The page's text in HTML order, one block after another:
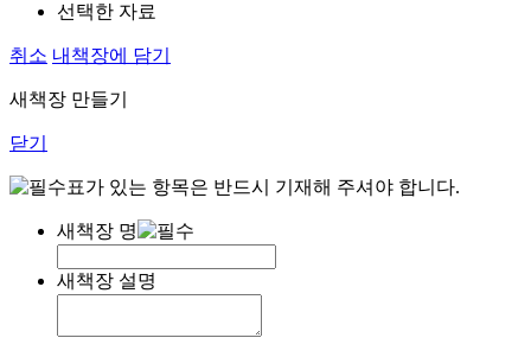
선택한 자료
취소 내책장에 담기
새책장 만들기
닫기
표가 있는 항목은 반드시 기재해 주셔야 합니다.
새책장 명
새책장 설명